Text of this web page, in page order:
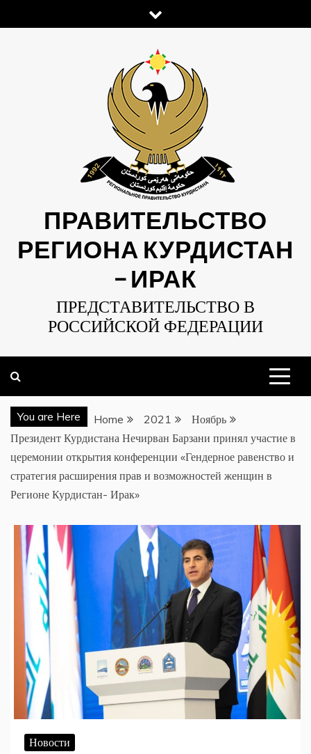
to
ПРАВИТЕЛЬСТВО
РЕГИОНА КУРДИСТАН
— ИРАК
ПРЕДСТАВИТЕЛЬСТВО В
РОССИЙСКОЙ ФЕДЕРАЦИИ
You are Here Home 2021
Ноябрь
Президент Курдистана Нечирван Барзани принял участие в
церемонии открытия конференции «Гендерное равенство и
стратегия расширения прав и возможностей женщин в
Регионе Курдистан- Ирак»
Новости